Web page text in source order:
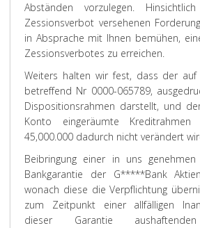
Abständen vorzulegen.
Zessionsverbot versehenen
in Absprache mit Ihnen bemühen,
Zessionsverbotes zu erreichen.
Weiters halten wir fest, dass der auf
betreffend Nr 0000-065789,
Dispositionsrahmen darstellt, und
Konto eingeräumte
45,000.000 dadurch nicht verändert
Beibringung einer in uns
Bankgarantie der G*****Bank
wonach diese die Verpflichtung
zum Zeitpunkt einer allfälligen
dieser Garantie